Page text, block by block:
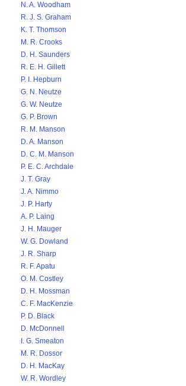
N. A. Woodham
R. J. S. Graham
K. T. Thomson
M. R. Crooks
D. H. Saunders
R. E. H. Gillett
P. I. Hepburn
G. N. Neutze
G. W. Neutze
G. P. Brown
R. M. Manson
D. A. Manson
D. C. M. Manson
P. E. C. Archdale
J. T. Gray
J. A. Nimmo
J. P. Harty
A. P. Laing
J. H. Mauger
W. G. Dowland
J. R. Sharp
R. F. Apatu
O. M. Costley
D. H. Mossman
C. F. MacKenzie
P. D. Black
D. McDonnell
I. G. Smeaton
M. R. Dossor
D. H. MacKay
W. R. Wordley